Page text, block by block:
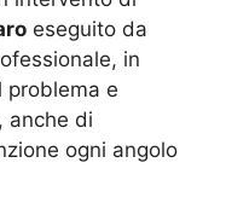
eseguito da
in
problema e
anche di
ogni angolo